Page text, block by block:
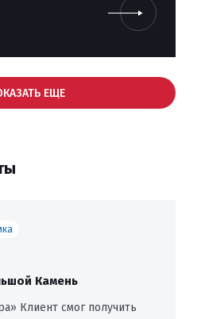
ЕЩЕ
Камень
Клиент смог получить